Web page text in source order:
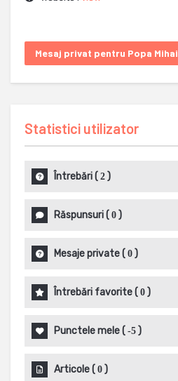
Mesaj privat pentru Popa Mihai
Statistici utilizator
Întrebări( 2 )
Răspunsuri( 0 )
Mesaje private( 0 )
Întrebări favorite( 0 )
Punctele mele( -5 )
Articole( 0 )